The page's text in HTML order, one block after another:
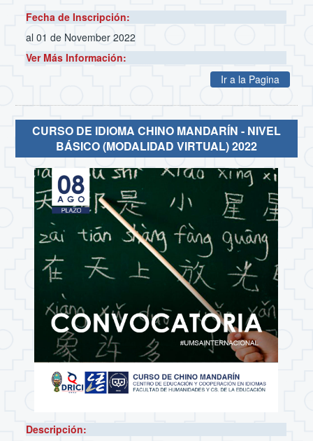
Fecha de Inscripción:
al 01 de November 2022
Ver Más Información:
Ir a la Pagina
CURSO DE IDIOMA CHINO MANDARÍN - NIVEL
BÁSICO (MODALIDAD VIRTUAL) 2022
Descripción: